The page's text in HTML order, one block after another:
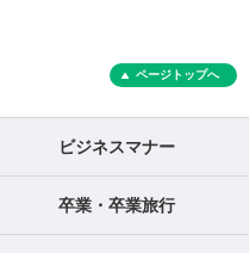
ページトップへ
ビジネスマナー
卒業・卒業旅行